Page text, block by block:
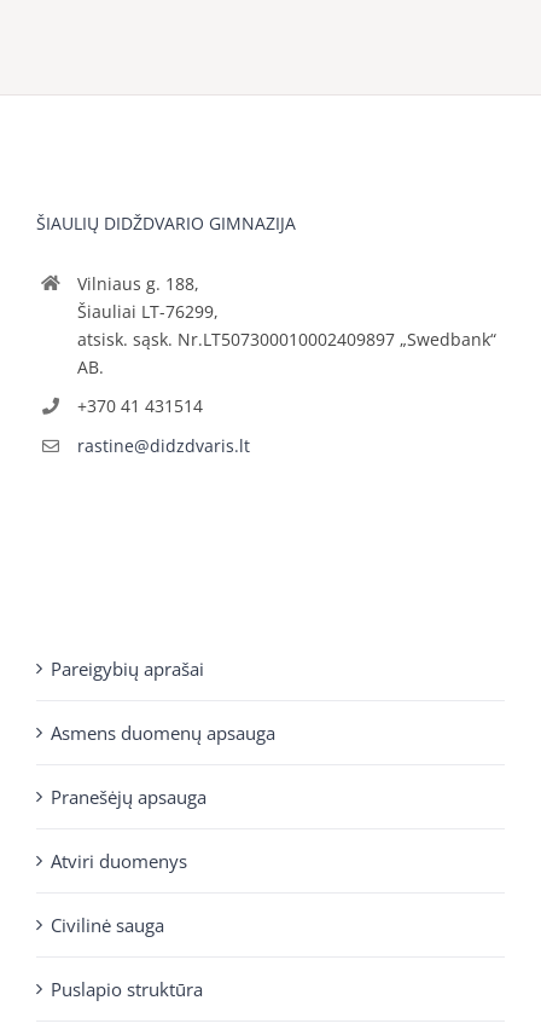
ŠIAULIŲ DIDŽDVARIO GIMNAZIJA
Vilniaus g. 188,
Šiauliai LT-76299,
atsisk. sąsk. Nr.LT507300010002409897 „Swedbank“
AB.
+370 41 431514
rastine@didzdvaris.lt
Pareigybių aprašai
Asmens duomenų apsauga
Pranešėjų apsauga
Atviri duomenys
Civilinė sauga
Puslapio struktūra